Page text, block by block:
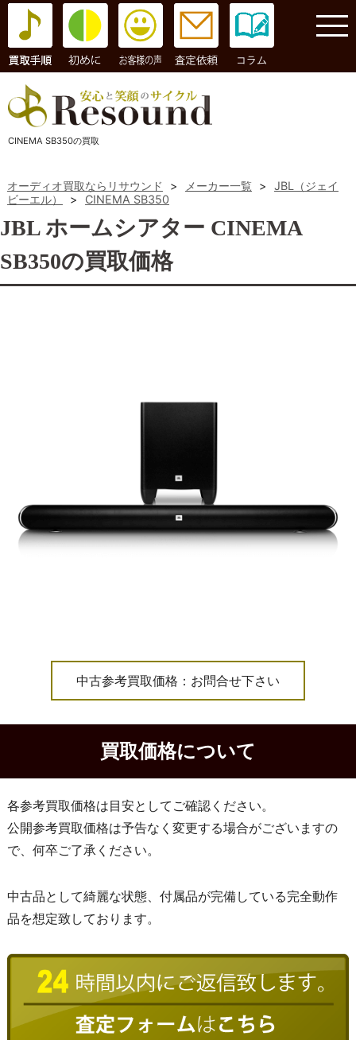
コラム
CINEMA SB350の買取
オーディオ買取ならリサウンド > メーカー一覧 >
JBL（ジェイ
ビーエル）
> CINEMA SB350
JBL ホームシアター CINEMA
SB350の買取価格
中古参考買取価格：お問合せ下さい
買取価格について
各参考買取価格は目安としてご確認ください。
公開参考買取価格は予告なく変更する場合がございますの
で、何卒ご了承ください。
中古品として綺麗な状態、付属品が完備している完全動作
品を想定致しております。